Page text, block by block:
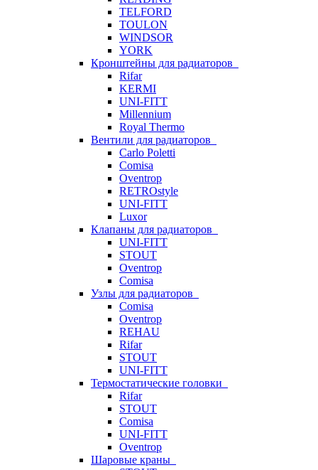
TELFORD
TOULON
WINDSOR
YORK
Кронштейны для радиаторов
Rifar
KERMI
UNI-FITT
Millennium
Royal Thermo
Вентили для радиаторов
Carlo Poletti
Comisa
Oventrop
RETROstyle
UNI-FITT
Luxor
Клапаны для радиаторов
UNI-FITT
STOUT
Oventrop
Comisa
Узлы для радиаторов
Comisa
Oventrop
REHAU
Rifar
STOUT
UNI-FITT
Термостатические головки
Rifar
STOUT
Comisa
UNI-FITT
Oventrop
Шаровые краны